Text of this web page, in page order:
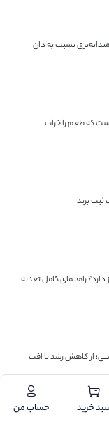
نسبت به دان
که طعم را خراب
ثبت برند
راهنمای کامل تغذیه
از کاهش رشد تا افت
خرید حساب من